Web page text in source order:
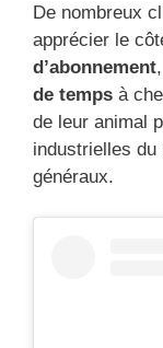
De nombreux
apprécier le
d’abonnement
de temps à
de leur animal
industrielles
généraux.